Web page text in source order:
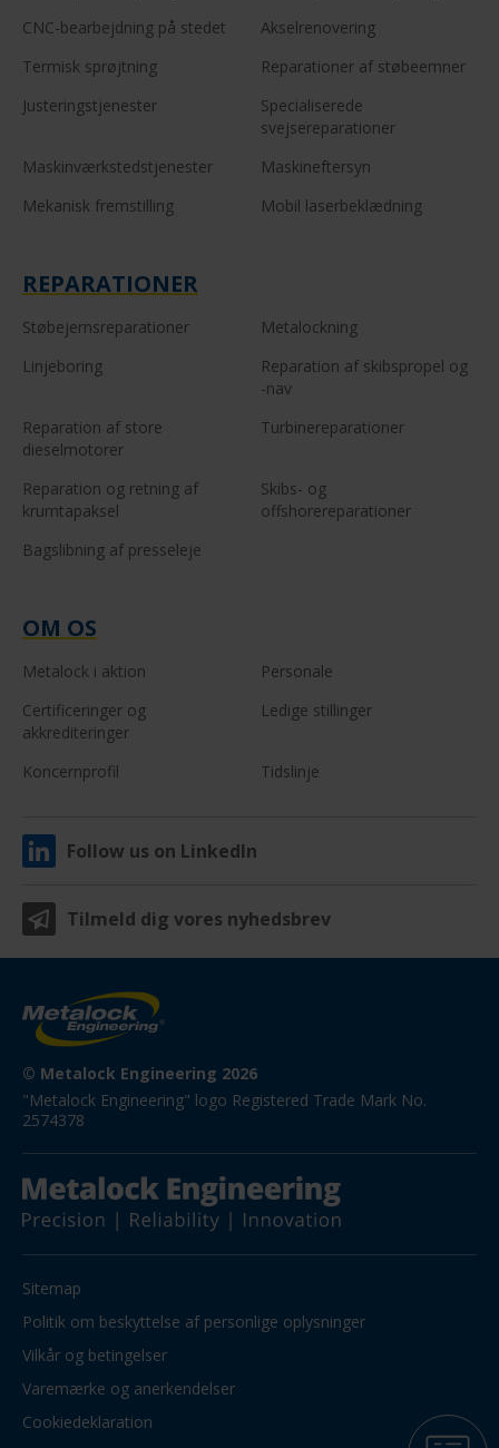
CNC-bearbejdning på stedet
Akselrenovering
Termisk sprøjtning
Reparationer af støbeemner
Justeringstjenester
Specialiserede
svejsereparationer
Maskinværkstedstjenester
Maskineftersyn
Mekanisk fremstilling
Mobil laserbeklædning
REPARATIONER
Støbejernsreparationer
Metalockning
Linjeboring
Reparation af skibspropel og
-nav
Reparation af store
dieselmotorer
Turbinereparationer
Reparation og retning af
krumtapaksel
Skibs- og
offshorereparationer
Bagslibning af presseleje
OM OS
Metalock i aktion
Personale
Certificeringer og
akkrediteringer
Ledige stillinger
Koncernprofil Tidslinje
Follow us on LinkedIn
Tilmeld dig vores nyhedsbrev
© Metalock Engineering 2026
"Metalock Engineering" logo Registered Trade Mark No.
2574378
Sitemap
Politik om beskyttelse af personlige oplysninger
Vilkår og betingelser
Varemærke og anerkendelser
Cookiedeklaration